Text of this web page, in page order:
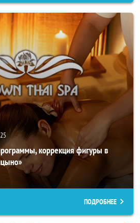
25
коррекция фигуры в
ПОДРОБНЕЕ